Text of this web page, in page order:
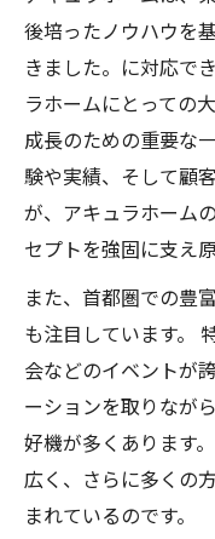
後培ったノウハウを
きました。に対応で
ラホームにとっての
成長のための重要な
験や実績、そして顧
が、アキュラホーム
セプトを強固に支え
また、首都圏での豊
も注目しています。
会などのイベントが
ーションを取りなが
好機が多くあります
広く、さらに多くの
まれているのです。